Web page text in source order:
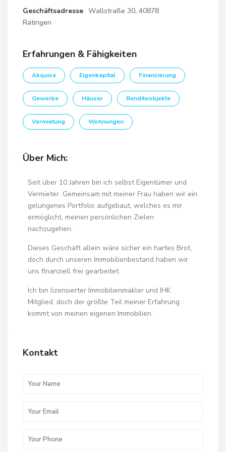
Geschäftsadresse Wallstraße 30, 40878
Ratingen
Erfahrungen & Fähigkeiten
Akquise Eigenkapital Finanzierung
Gewerbe Häuser Renditeobjekte
Vermietung Wohnungen
Über Mich:
Seit über 10 Jahren bin ich selbst Eigentümer und
Vermieter. Gemeinsam mit meiner Frau haben wir ein
gelungenes Portfolio aufgebaut, welches es mir
ermöglicht, meinen persönlichen Zielen
nachzugehen.
Dieses Geschäft allein wäre sicher ein hartes Brot,
doch durch unseren Immobilienbestand haben wir
uns finanziell frei gearbeitet.
Ich bin lizensierter Immobilienmakler und IHK
Mitglied, doch der größte Teil meiner Erfahrung
kommt von meinen eigenen Immobilien.
Kontakt